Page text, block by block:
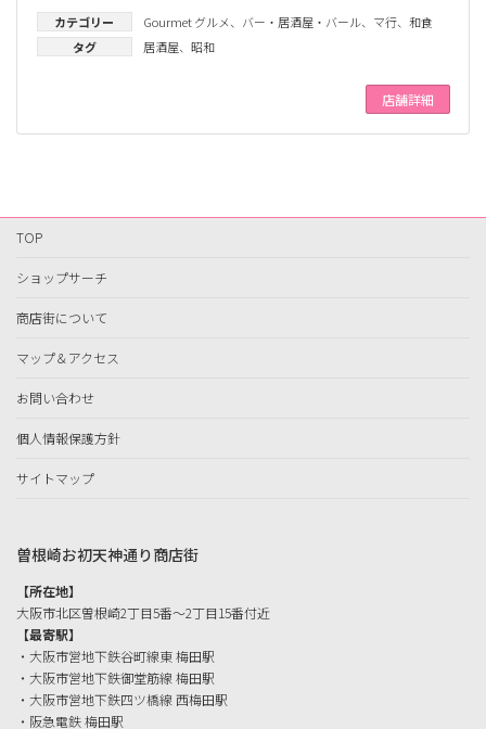
カテゴリー Gourmet グルメ、 バー・居酒屋・バール、 マ行、 和食
タグ
居酒屋、 昭和
店舗詳細
TOP
ショップサーチ
商店街について
マップ＆アクセス
お問い合わせ
個人情報保護方針
サイトマップ
曽根崎お初天神通り商店街
【所在地】
大阪市北区曽根崎2丁目5番〜2丁目15番付近
【最寄駅】
・大阪市営地下鉄谷町線東 梅田駅
・大阪市営地下鉄御堂筋線 梅田駅
・大阪市営地下鉄四ツ橋線 西梅田駅
・阪急電鉄 梅田駅